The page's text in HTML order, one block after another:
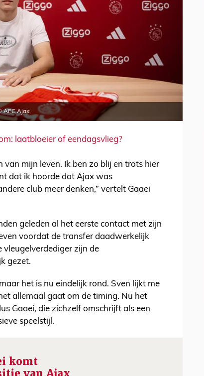
AFC Ajax
laatbloeier of eendagsvlieg?
van mijn leven. Ik ben zo blij en trots hier
dat ik hoorde dat Ajax was
club meer denken,” vertelt Gaaei
geleden al het eerste contact met zijn
voordat de transfer daadwerkelijk
vleugelverdediger zijn de
gezet.
het is nu eindelijk rond. Sven lijkt me
allemaal gaat om de timing. Nu het
Gaaei, die zichzelf omschrijft als een
speelstijl.
komt